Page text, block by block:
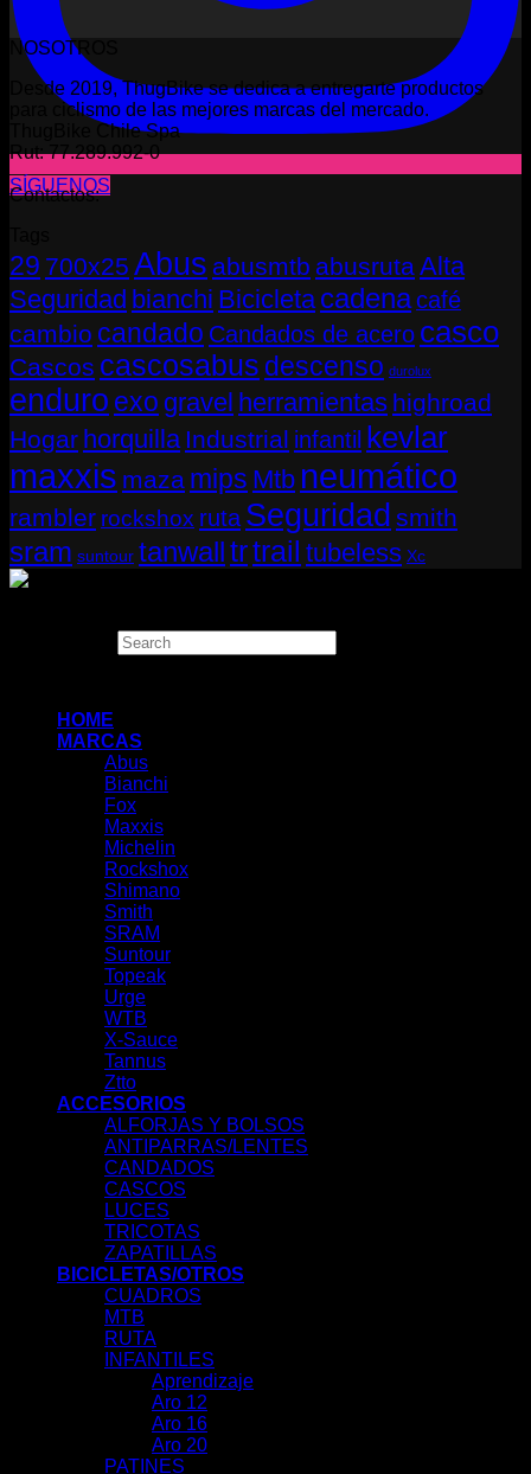
SÍGUENOS
NOSOTROS
Desde 2019, ThugBike se dedica a entregarte productos
para ciclismo de las mejores marcas del mercado.
ThugBike Chile Spa
Rut: 77.289.992-0
Contactos:
29 700x25 Abus abusmtb abusrutaAlta
Seguridad bianchi Bicicleta cadenacafé
cambio candado Candados de acero casco
Cascos cascosabus descenso durolux
enduro exo gravel herramientas highroad
Hogar horquilla Industrial infantil kevlar
maxxis maza mips Mtb neumático
rambler rockshox ruta Seguridad smith
sram suntour tanwalltrtrail tubeless Xc
HOME
MARCAS
Abus
Bianchi
Fox
Maxxis
Michelin
Rockshox
Shimano
Smith
SRAM
Suntour
Topeak
Urge
WTB
X-Sauce
Tannus
Ztto
ACCESORIOS
ALFORJAS Y BOLSOS
ANTIPARRAS/LENTES
CANDADOS
CASCOS
LUCES
TRICOTAS
ZAPATILLAS
BICICLETAS/OTROS
CUADROS
MTB
RUTA
INFANTILES
Aprendizaje
Aro 12
Aro 16
Aro 20
PATINES